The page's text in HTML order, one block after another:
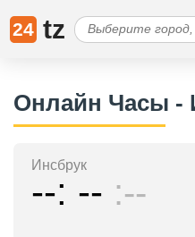
24 tz
Онлайн Часы -
Инсбрук
-- -- --